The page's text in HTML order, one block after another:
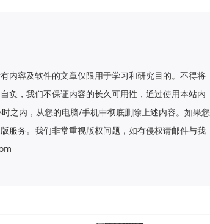
内容及软件的文章仅限用于学习和研究目的。不得将
负，我们不保证内容的长久可用性，通过使用本站内
之内，从您的电脑/手机中彻底删除上述内容。如果您
服务。我们非常重视版权问题，如有侵权请邮件与我